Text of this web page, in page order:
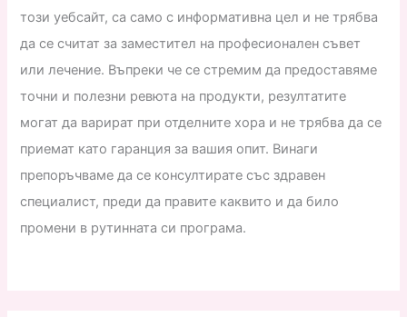
този уебсайт, са само с информативна цел и не трябва
да се считат за заместител на професионален съвет
или лечение. Въпреки че се стремим да предоставяме
точни и полезни ревюта на продукти, резултатите
могат да варират при отделните хора и не трябва да се
приемат като гаранция за вашия опит. Винаги
препоръчваме да се консултирате със здравен
специалист, преди да правите каквито и да било
промени в рутинната си програма.